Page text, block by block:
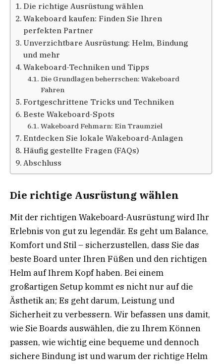
Die richtige Ausrüstung wählen
Wakeboard kaufen: Finden Sie Ihren
perfekten Partner
Unverzichtbare Ausrüstung: Helm, Bindung
und mehr
Wakeboard-Techniken und Tipps
Die Grundlagen beherrschen: Wakeboard
Fahren
Fortgeschrittene Tricks und Techniken
Beste Wakeboard-Spots
Wakeboard Fehmarn: Ein Traumziel
Entdecken Sie lokale Wakeboard-Anlagen
Häufig gestellte Fragen (FAQs)
Abschluss
Die richtige Ausrüstung wählen
Mit der richtigen Wakeboard-Ausrüstung wird Ihr
Erlebnis von gut zu legendär. Es geht um Balance,
Komfort und Stil – sicherzustellen, dass Sie das
beste Board unter Ihren Füßen und den richtigen
Helm auf Ihrem Kopf haben. Bei einem
großartigen Setup kommt es nicht nur auf die
Ästhetik an; Es geht darum, Leistung und
Sicherheit zu verbessern. Wir befassen uns damit,
wie Sie Boards auswählen, die zu Ihrem Können
passen, wie wichtig eine bequeme und dennoch
sichere Bindung ist und warum der richtige Helm